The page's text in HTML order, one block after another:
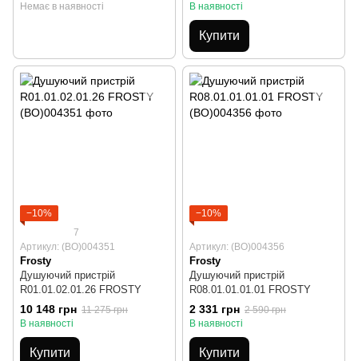
Немає в наявності
В наявності
Купити
−10%
7
Артикул: (BO)004351
Frosty
Душуючий пристрій
R01.01.02.01.26 FROSTY
10 148 грн 11 275 грн
В наявності
Купити
−10%
Артикул: (BO)004356
Frosty
Душуючий пристрій
R08.01.01.01.01 FROSTY
2 331 грн 2 590 грн
В наявності
Купити